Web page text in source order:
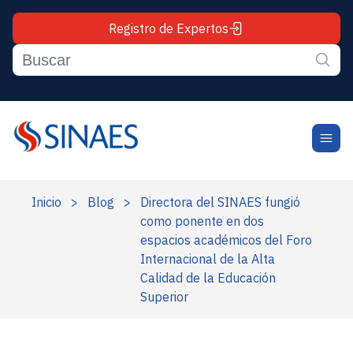
Registro de Expertos
Inicio > Blog >
Directora del SINAES fungió
como ponente en dos
espacios académicos del Foro
Internacional de la Alta
Calidad de la Educación
Superior